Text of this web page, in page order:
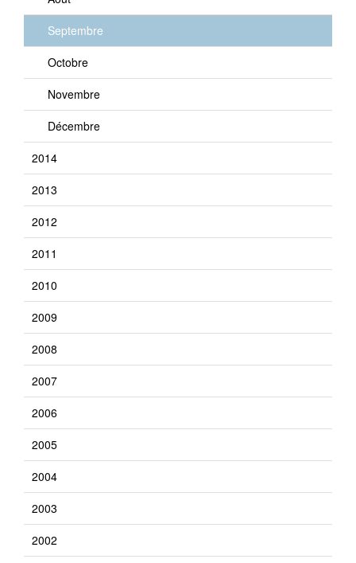
Septembre
Octobre
Novembre
Décembre
2014
2013
2012
2011
2010
2009
2008
2007
2006
2005
2004
2003
2002